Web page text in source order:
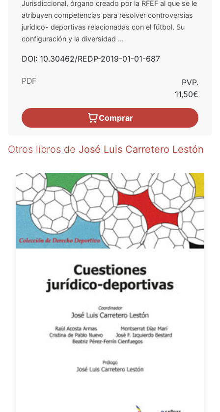
Jurisdiccional, órgano creado por la RFEF al que se le
atribuyen competencias para resolver controversias
jurídico- deportivas relacionadas con el fútbol. Su
configuración y la diversidad ...
DOI: 10.30462/REDP-2019-01-01-687
PDF
PVP.
11,50€
Comprar
Otros libros de José Luis Carretero Lestón